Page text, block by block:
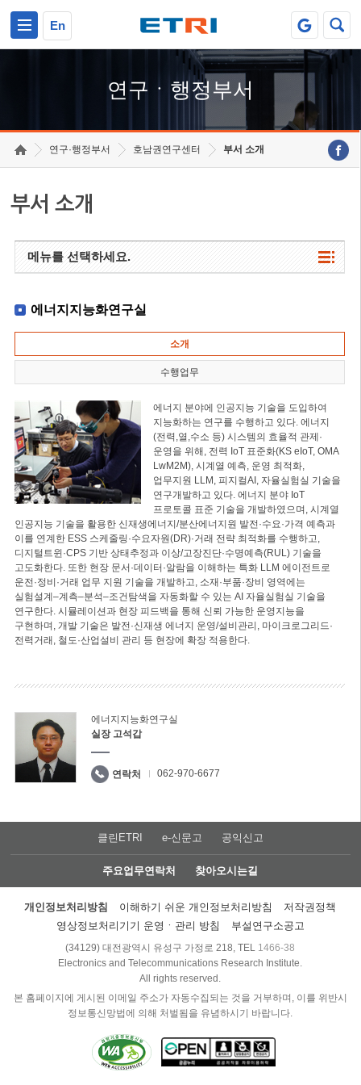
En
연구ㆍ행정부서
연구·행정부서 호남권연구센터 부서 소개
부서 소개
메뉴를 선택하세요.
에너지지능화연구실
소개
수행업무
에너지 분야에 인공지능 기술을 도입하여
지능화하는 연구를 수행하고 있다. 에너지
(전력,열,수소 등) 시스템의 효율적 관제·
운영을 위해, 전력 IoT 표준화(KS eIoT, OMA
LwM2M), 시계열 예측, 운영 최적화,
업무지원 LLM, 피지컬AI, 자율실험실 기술을
연구개발하고 있다. 에너지 분야 IoT
프로토콜 표준 기술을 개발하였으며, 시계열
인공지능 기술을 활용한 신재생에너지/분산에너지원 발전·수요·가격 예측과
이를 연계한 ESS 스케줄링·수요자원(DR)·거래 전략 최적화를 수행하고,
디지털트윈·CPS 기반 상태추정과 이상/고장진단·수명예측(RUL) 기술을
고도화한다. 또한 현장 문서·데이터·알람을 이해하는 특화 LLM 에이전트로
운전·정비·거래 업무 지원 기술을 개발하고, 소재·부품·장비 영역에는
실험설계–계측–분석–조건탐색을 자동화할 수 있는 AI 자율실험실 기술을
연구한다. 시뮬레이션과 현장 피드백을 통해 신뢰 가능한 운영지능을
구현하며, 개발 기술은 발전·신재생 에너지 운영/설비관리, 마이크로그리드·
전력거래, 철도·산업설비 관리 등 현장에 확장 적용한다.
에너지지능화연구실
실장 고석갑
연락처 062-970-6677
클린ETRI e-신문고 공익신고
주요업무연락처 찾아오시는길
개인정보처리방침 이해하기 쉬운 개인정보처리방침
저작권정책
영상정보처리기기 운영ㆍ관리 방침
부설연구소공고
(34129) 대전광역시 유성구 가정로 218, TEL 1466-38
Electronics and Telecommunications Research Institute.
All rights reserved.
본 홈페이지에 게시된 이메일 주소가 자동수집되는 것을 거부하며, 이를 위반시
정보통신망법에 의해 처벌됨을 유념하시기 바랍니다.